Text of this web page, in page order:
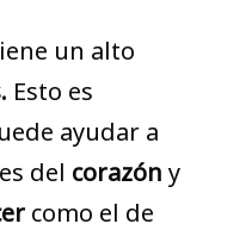
un alto
Esto es
ayudar a
del corazón y
como el de